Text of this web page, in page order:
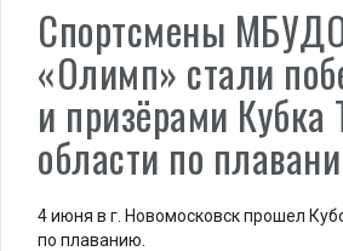
Спортсмены
«Олимп» стали
и призёрами Кубка
области по
4 июня в г. Новомосковск прошел
по плаванию.